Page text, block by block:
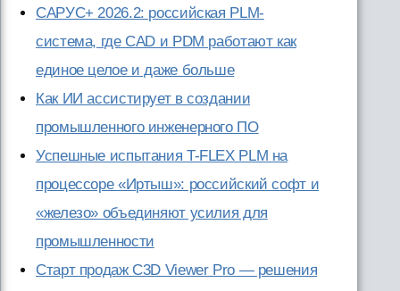
САРУС+ 2026.2: российская PLM-
система, где CAD и PDM работают как
единое целое и даже больше
Как ИИ ассистирует в создании
промышленного инженерного ПО
Успешные испытания T-FLEX PLM на
процессоре «Иртыш»: российский софт и
«железо» объединяют усилия для
промышленности
Старт продаж C3D Viewer Pro — решения